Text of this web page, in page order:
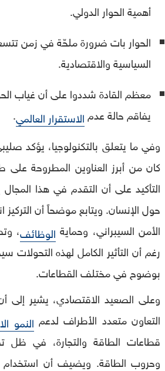
أهمية الحوار الدولي.
الحوار بات ضرورة ملحّة في زمن
السياسية والاقتصادية.
معظم القادة شددوا على أن غياب
يفاقم حالة عدم الاستقرار العالمي.
وفي ما يتعلق بالتكنولوجيا، يؤكد
كان من أبرز العناوين المطروحة
التأكيد على أن التقدم في هذا
حول الإنسان. ويتابع موضحاً أن
الأمن السيبراني، وحماية الوظائف،
رغم أن التأثير الكامل لهذه التحولات
بوضوح في مختلف القطاعات.
وعلى الصعيد الاقتصادي، يشير إلى أن
التعاون متعدد الأطراف لدعم النمو
قطاعات الطاقة والتجارة، في ظل
وحروب الطاقة. ويضيف أن استخدام